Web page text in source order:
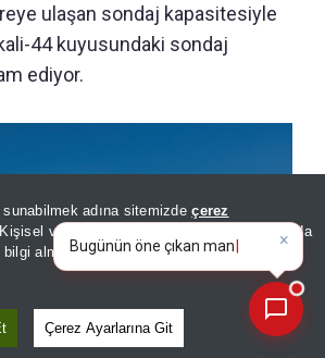
adına sitemizdeçerez
verileriniz, KVKK ve GDPR kapsamında
bilgi almak içinAydınlatma Metnimizi
Çerez Ayarlarına Git
ulaşan sondaj kapasitesiyle
44 kuyusundaki sondaj
ediyor.
×
Bugünün öne çıkan manşetleri
ve gelişmeleri neler?